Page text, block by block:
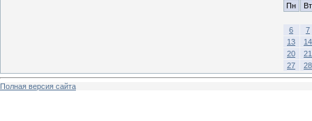
Пн
Вт
6
7
13
14
20
21
27
28
Полная версия сайта